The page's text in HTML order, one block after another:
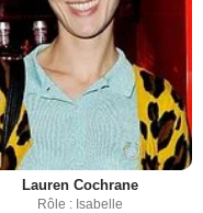
Lauren Cochrane
Rôle : Isabelle